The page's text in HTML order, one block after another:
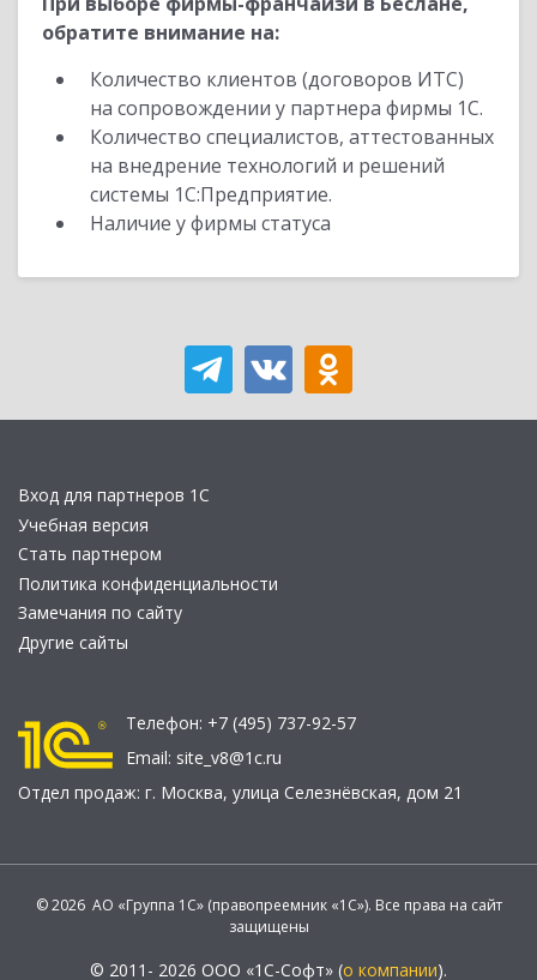
обратите внимание на:
Количество клиентов (договоров ИТС)
на сопровождении у партнера фирмы 1С.
Количество специалистов, аттестованных
на внедрение технологий и решений
системы 1С:Предприятие.
Наличие у фирмы статуса
Вход для партнеров 1С
Учебная версия
Стать партнером
Политика конфиденциальности
Замечания по сайту
Другие сайты
Телефон: +7 (495) 737-92-57
Email: site_v8@1c.ru
Отдел продаж: г. Москва, улица Селезнёвская, дом 21
© 2026 АО «Группа 1С» (правопреемник «1С»). Все права на сайт
защищены
© 2011- 2026 ООО «1С-Софт» (о компании).